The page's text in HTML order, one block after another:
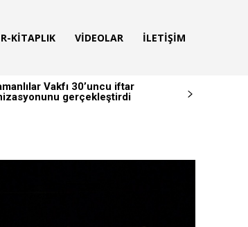
R-KITAPLIK VIDEOLAR İLETIŞIM
Vakfı 30’uncu iftar
gerçekleştirdi